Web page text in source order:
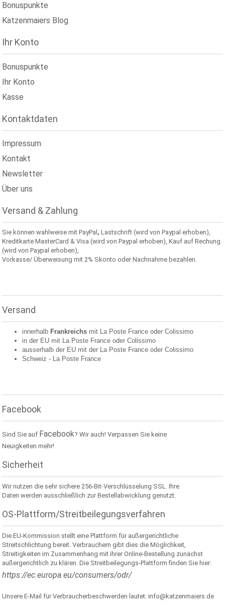
Bonuspunkte
Katzenmaiers Blog
Ihr Konto
Bonuspunkte
Ihr Konto
Kasse
Kontaktdaten
Impressum
Kontakt
Newsletter
Über uns
Versand & Zahlung
Sie können wahlweise mit PayPal,Lastschrift (wird von Paypal erhoben),
Kreditkarte MasterCard & Visa (wird von Paypal erhoben), Kauf auf Rechung
(wird von Paypal erhoben),
Vorkasse/ Überweisung mit 2% Skonto oder Nachnahme bezahlen.
Versand
innerhalb Frankreichs mit La Poste France oderColissimo
in der EU mit La Poste France oderColissimo
ausserhalb der EU mit der La Poste France oderColissimo
Schweiz - La Poste France
Facebook
Sind Sie auf Facebook? Wir auch! Verpassen Sie keine
Neuigkeiten mehr!
Sicherheit
Wir nutzen die sehr sichere 256-Bit-Verschlüsselung SSL. Ihre
Daten werden ausschließlich zur Bestellabwicklung genutzt.
OS-Plattform/Streitbeilegungsverfahren
Die EU-Kommission stellt eine Plattform für außergerichtliche
Streitschlichtung bereit. Verbrauchern gibt dies die Möglichkeit,
Streitigkeiten im Zusammenhang mit ihrer Online-Bestellung zunächst
außergerichtlich zu klären. Die Streitbeilegungs-Plattform finden Sie hier:
https://ec.europa.eu/consumers/odr/
Unsere E-Mail für Verbraucherbeschwerden lautet: info@katzenmaiers.de